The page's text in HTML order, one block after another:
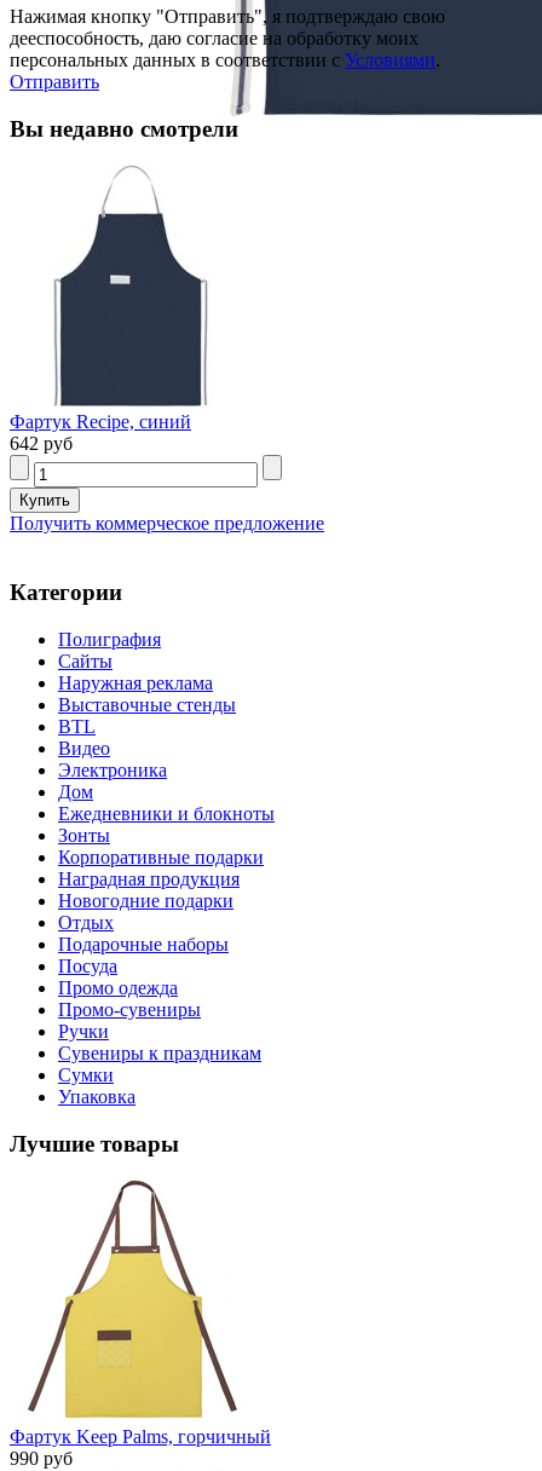
Нажимая кнопку "Отправить", я подтверждаю свою
дееспособность, даю согласие на обработку моих
персональных данных в соответствии с Условиями.
Отправить
Вы недавно смотрели
Фартук Recipe, синий
642 руб
Получить коммерческое предложение
Категории
Полиграфия
Сайты
Наружная реклама
Выставочные стенды
BTL
Видео
Электроника
Дом
Ежедневники и блокноты
Зонты
Корпоративные подарки
Наградная продукция
Новогодние подарки
Отдых
Подарочные наборы
Посуда
Промо одежда
Промо-сувениры
Ручки
Сувениры к праздникам
Сумки
Упаковка
Лучшие товары
Фартук Keep Palms, горчичный
990 руб